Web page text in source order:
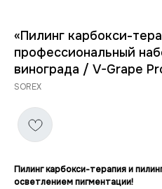
«Пилинг карбокси-
профессиональный
винограда / V-Grape
SOREX
Пилинг карбокси-терапия и
осветлением пигментации!